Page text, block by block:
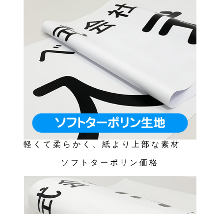
軽くて柔らかく、紙より上部な素材
ソフトターポリン価格